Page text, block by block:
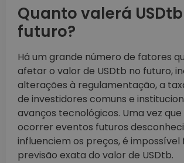
Quanto valerá
futuro?
Há um grande número de fatores
afetar o valor de USDtb no futuro,
alterações à regulamentação, a
de investidores comuns e
avanços tecnológicos. Uma vez
ocorrer eventos futuros
influenciem os preços, é impossível
previsão exata do valor de USDtb.